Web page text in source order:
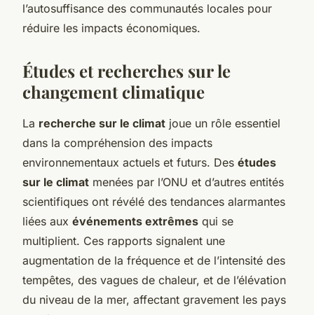
l’autosuffisance des communautés locales pour
réduire les impacts économiques.
Études et recherches sur le
changement climatique
La recherche sur le climat joue un rôle essentiel
dans la compréhension des impacts
environnementaux actuels et futurs. Des études
sur le climat menées par l’ONU et d’autres entités
scientifiques ont révélé des tendances alarmantes
liées aux événements extrêmes qui se
multiplient. Ces rapports signalent une
augmentation de la fréquence et de l’intensité des
tempêtes, des vagues de chaleur, et de l’élévation
du niveau de la mer, affectant gravement les pays